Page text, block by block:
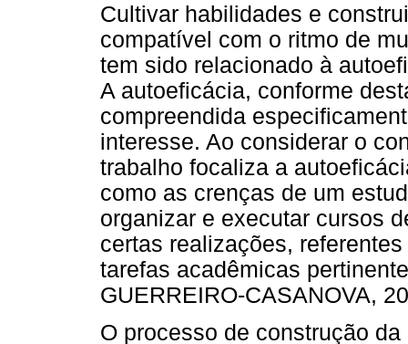
Cultivar habilidades e
compatível com o ritmo de
tem sido relacionado à
A autoeficácia, conforme
compreendida
interesse. Ao considerar o
trabalho focaliza a
como as crenças de um
organizar e executar cursos
certas realizações,
tarefas acadêmicas
GUERREIRO-CASANOVA,
O processo de construção